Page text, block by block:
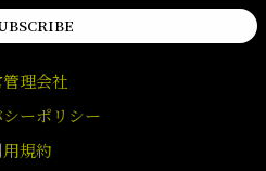
理会社
ーポリシー
規約